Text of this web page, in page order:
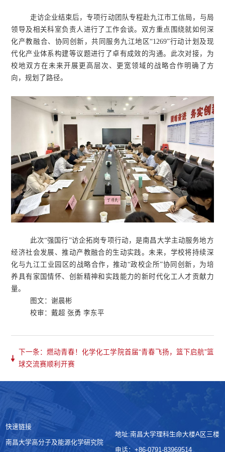
走访企业结束后，专项行动团队专程赴九江市工信局，与局
领导及相关科室负责人进行了工作会谈。双方重点围绕就如何深
化产教融合、协同创新，共同服务九江地区“1269”行动计划及现
代化产业体系构建等议题进行了卓有成效的沟通。此次对接，为
校地双方在未来开展更高层次、更宽领域的战略合作明确了方
向，规划了路径。
此次“强国行”访企拓岗专项行动，是南昌大学主动服务地方
经济社会发展、推动产教融合的生动实践。未来，学校将持续深
化与九江工业园区的战略合作，推动“政校企所”协同创新，为培
养具有家国情怀、创新精神和实践能力的新时代化工人才贡献力
量。
图文：谢晨彬
校审：戴超 张勇 李东平
下一条：燃动青春！化学化工学院首届“青春飞扬，篮下启航”篮
球交流赛顺利开赛
快速链接
南昌大学高分子及能源化学研究院
地址:南昌大学理科生命大楼A区三楼
电话：+86-0791-83969514